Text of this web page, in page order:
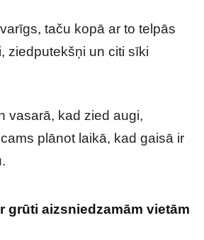
taču kopā ar to telpās
ziedputekšņi un citi sīki
vasarā, kad zied augi,
plānot laikā, kad gaisā ir
grūti aizsniedzamām vietām